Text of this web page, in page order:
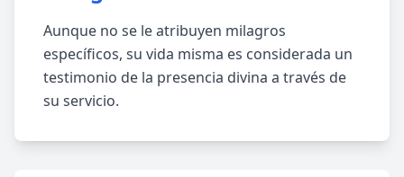
Aunque no se le atribuyen milagros
específicos, su vida misma es considerada un
testimonio de la presencia divina a través de
su servicio.